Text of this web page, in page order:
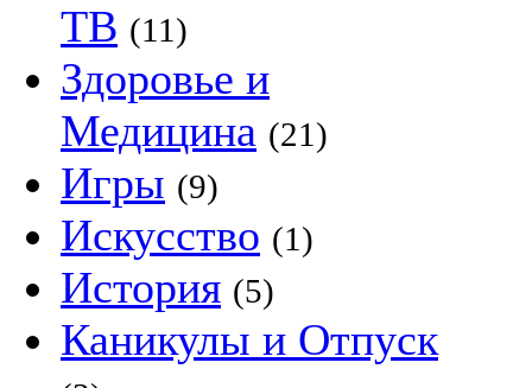
ТВ (11)
Здоровье и
Медицина (21)
Игры (9)
Искусство (1)
История (5)
Каникулы и Отпуск